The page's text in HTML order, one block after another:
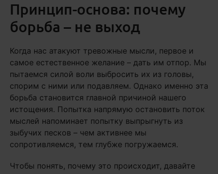
Принцип-основа: почему
борьба – не выход
Когда нас атакуют тревожные мысли, первое и
самое естественное желание – дать им отпор. Мы
пытаемся силой воли выбросить их из головы,
спорим с ними или подавляем. Однако именно эта
борьба становится главной причиной нашего
истощения. Попытка напрямую остановить поток
мыслей напоминает попытку выпрыгнуть из
зыбучих песков – чем активнее мы
сопротивляемся, тем глубже погружаемся.
Чтобы понять, почему это происходит, давайте